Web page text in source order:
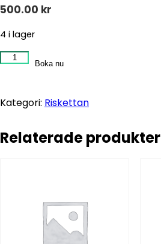
500.00 kr
4 i lager
Riskettan
mängd
Boka nu
Kategori: Riskettan
Relaterade produkter